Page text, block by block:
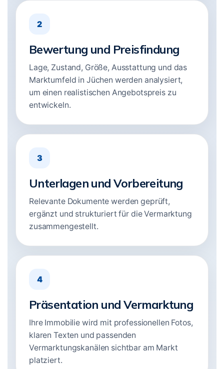
2
Bewertung und Preisfindung
Lage, Zustand, Größe, Ausstattung und das
Marktumfeld in Jüchen werden analysiert,
um einen realistischen Angebotspreis zu
entwickeln.
3
Unterlagen und Vorbereitung
Relevante Dokumente werden geprüft,
ergänzt und strukturiert für die Vermarktung
zusammengestellt.
4
Präsentation und Vermarktung
Ihre Immobilie wird mit professionellen Fotos,
klaren Texten und passenden
Vermarktungskanälen sichtbar am Markt
platziert.